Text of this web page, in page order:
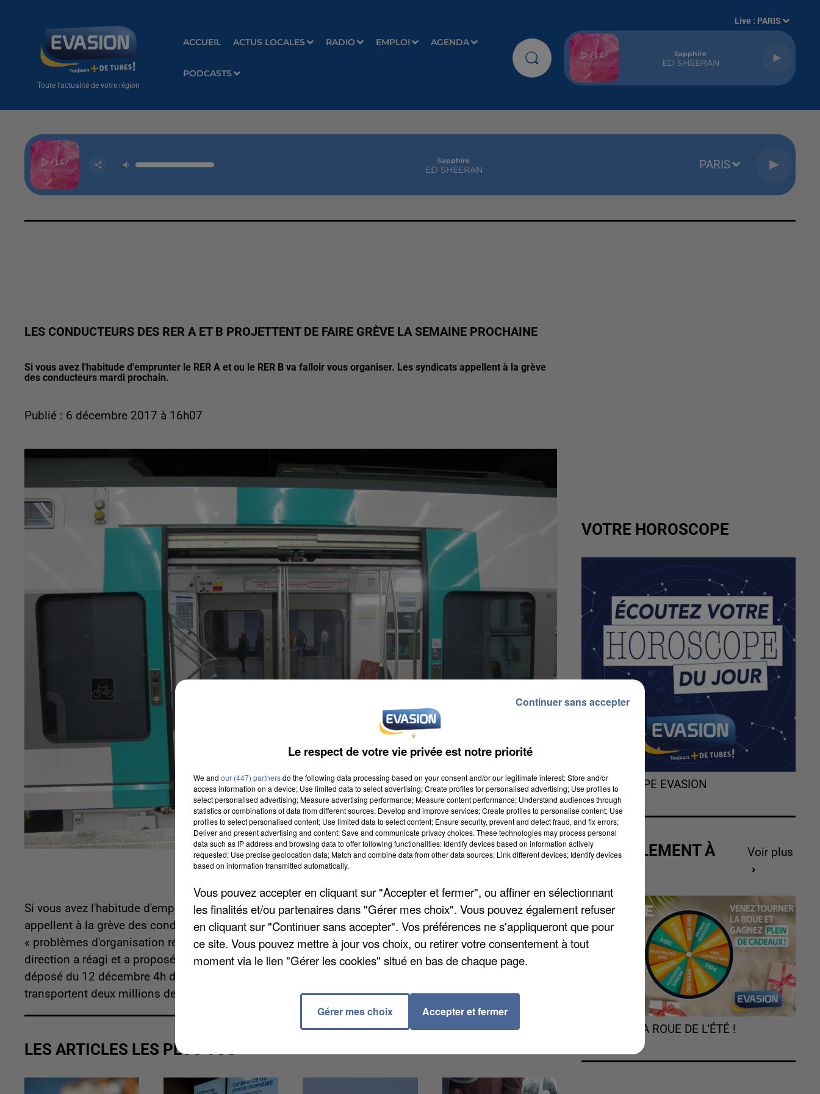
Toute l'actualité de votre région
ACCUEIL ACTUS LOCALES RADIO EMPLOI AGENDA
PODCASTS
Live : PARIS
Sapphire
ED SHEERAN
Sapphire
ED SHEERAN PARIS
LES CONDUCTEURS DES RER A ET B PROJETTENT DE FAIRE GRÈVE LA SEMAINE PROCHAINE
Si vous avez l'habitude d'emprunter le RER A et ou le RER B va falloir vous organiser. Les syndicats appellent à la grève
des conducteurs mardi prochain.
Publié : 6 décembre 2017 à 16h07
Si vous avez l'habitude d'emprunter le RER A et ou le RER B va falloir vous organiser. Les syndicats
appellent à la grève des conducteurs mardi prochain. Les délégués du personnel pointent du doigt des
« problèmes d'organisation récurrents et des tensions au sein l'entreprise », selonLe Parisien. La
direction a réagi et a proposé des compromis mais cela n'a pas suffi. Le préavis de grève a bien été
déposé du 12 décembre 4h du matin jusqu'au 13 décembre 7h. A noté que les lignes A et B
transportent deux millions de voyageurs chaque jour.
LES ARTICLES LES PLUS VUS
VOTRE HOROSCOPE
L'HOROSCOPE EVASION
ACTUELLEMENT À
Voir plus
TOURNEZ LA ROUE DE L'ÉTÉ !
Le respect de votre vie privée est notre priorité
We and our (447) partnersdo the following data processing based on your consent and/or our legitimate interest: Store and/or
access information on a device; Use limited data to select advertising; Create profiles for personalised advertising; Use profiles to
select personalised advertising; Measure advertising performance; Measure content performance; Understand audiences through
statistics or combinations of data from different sources; Develop and improve services; Create profiles to personalise content; Use
profiles to select personalised content; Use limited data to select content; Ensure security, prevent and detect fraud, and fix errors;
Deliver and present advertising and content; Save and communicate privacy choices. These technologies may process personal
data such as IP address and browsing data to offer following functionalities: Identify devices based on information actively
requested; Use precise geolocation data; Match and combine data from other data sources; Link different devices; Identify devices
based on information transmitted automatically.
Vous pouvez accepter en cliquant sur "Accepter et fermer", ou affiner en sélectionnant
les finalités et/ou partenaires dans "Gérer mes choix". Vous pouvez également refuser
en cliquant sur "Continuer sans accepter". Vos préférences ne s'appliqueront que pour
ce site. Vous pouvez mettre à jour vos choix, ou retirer votre consentement à tout
moment via le lien "Gérer les cookies" situé en bas de chaque page.
Gérer mes choix Accepter et fermer
Continuer sans accepter